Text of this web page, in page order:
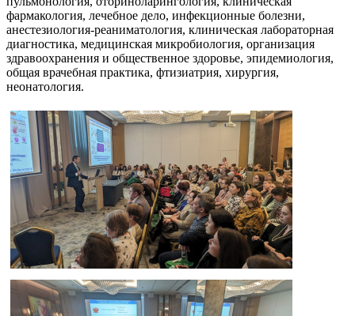
фармакология, лечебное дело, инфекционные болезни,
анестезиология-реаниматология, клиническая лабораторная
диагностика, медицинская микробиология, организация
здравоохранения и общественное здоровье, эпидемиология,
общая врачебная практика, фтизиатрия, хирургия,
неонатология.